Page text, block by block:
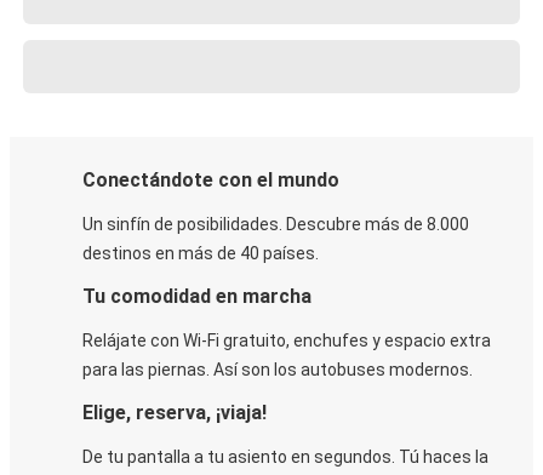
Conectándote con el mundo
Un sinfín de posibilidades. Descubre más de 8.000
destinos en más de 40 países.
Tu comodidad en marcha
Relájate con Wi-Fi gratuito, enchufes y espacio extra
para las piernas. Así son los autobuses modernos.
Elige, reserva, ¡viaja!
De tu pantalla a tu asiento en segundos. Tú haces la